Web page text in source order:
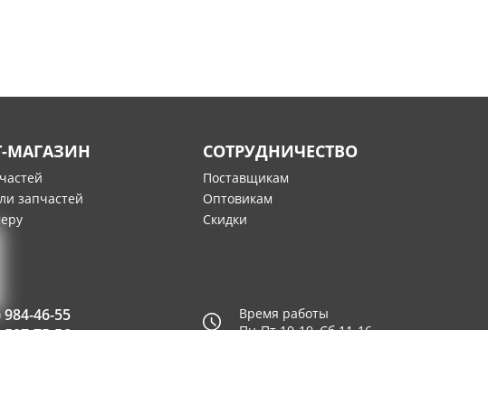
МАГАЗИН
запчастей
СОТРУДНИЧЕСТВО
Поставщикам
Оптовикам
Скидки
984-46-55
507-75-56
Время работы
Пн-Пт 10-19, Сб 11-16